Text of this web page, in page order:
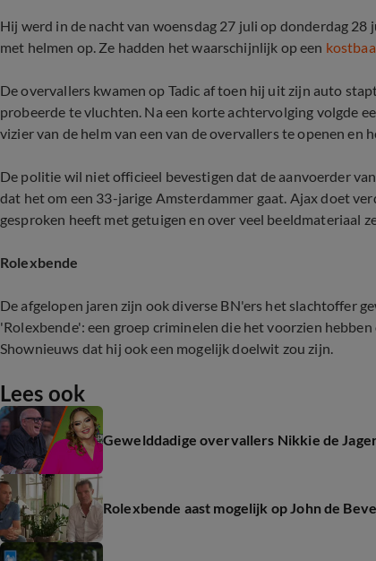
Hij werd in de nacht van woensdag 27 juli op donderdag
met helmen op. Ze hadden het waarschijnlijk op een
De overvallers kwamen op Tadic af toen hij uit zijn auto
probeerde te vluchten. Na een korte achtervolging volgde
vizier van de helm van een van de overvallers te openen en
De politie wil niet officieel bevestigen dat de aanvoerder
dat het om een 33-jarige Amsterdammer gaat. Ajax doet
gesproken heeft met getuigen en over veel beeldmateriaal
Rolexbende
De afgelopen jaren zijn ook diverse BN'ers het slachtoffer
'Rolexbende': een groep criminelen die het voorzien
Shownieuws dat hij ook een mogelijk doelwit zou zijn.
Lees ook
Gewelddadige overvallers Nikkie de
Rolexbende aast mogelijk op John de